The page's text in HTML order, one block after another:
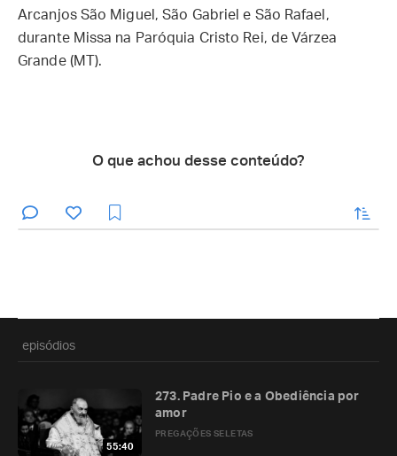
Arcanjos São Miguel, São Gabriel e São Rafael,
durante Missa na Paróquia Cristo Rei, de Várzea
Grande (MT).
O que achou desse conteúdo?
enviar
episódios
55:40
PREGAÇÕES SELETAS
273. Padre Pio e a Obediência por
amor